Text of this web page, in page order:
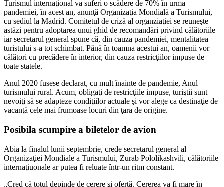
Turismul internaţional va suferi o scădere de 70% în urma
pandemiei, în acest an, anunţă Organizaţia Mondială a Turismului,
cu sediul la Madrid. Comitetul de criză al organziaţiei se reuneşte
astăzi pentru adoptarea unui ghid de recomandări privind călătoriile
iar secretarul general spune că, din cauza pandemiei, mentalitatea
turistului s-a tot schimbat. Până în toamna acestui an, oamenii vor
călători cu precădere în interior, din cauza restricţiilor impuse de
toate statele.
Anul 2020 fusese declarat, cu mult înainte de pandemie, Anul
turismului rural. Acum, obligaţi de restricţiile impuse, turiştii sunt
nevoiţi să se adapteze condiţiilor actuale şi vor alege ca destinaţie de
vacanţă cele mai frumoase locuri din ţara de origine.
Posibila scumpire a biletelor de avion
Abia la finalul lunii septembrie, crede secretarul general al
Organizaţiei Mondiale a Turismului, Zurab Pololikashvili, călătoriile
internaţiuonale ar putea fi reluate într-un ritm constant.
„Cred că totul depinde de cerere şi ofertă. Cererea va fi mare în